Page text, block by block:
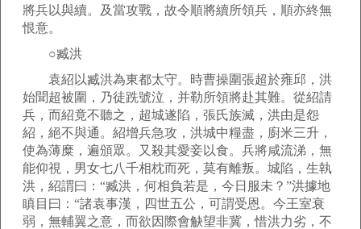
將兵以與續。及當攻戰，故令順將續所領兵，順亦終無
恨意。
○臧洪
袁紹以臧洪為東都太守。時曹操圍張超於雍邱，洪
始聞超被圍，乃徒跣號泣，并勒所領將赴其難。從紹請
兵，而紹竟不聽之，超城遂陷，張氏族滅，洪由是怨
紹，絕不與通。紹增兵急攻，洪城中糧盡，廚米三升，
使為薄糜，遍頒眾。又殺其愛妾以食。兵將咸流涕，無
能仰視，男女七八千相枕而死，莫有離叛。城陷，生執
洪，紹謂曰：“臧洪，何相負若是，今日服未？”洪據地
瞋目曰：“諸袁事漢，四世五公，可謂受恩。今王室衰
弱，無輔翼之意，而欲因際會觖望非冀，惜洪力劣，不